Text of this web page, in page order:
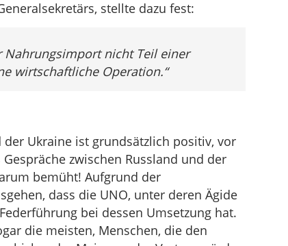
stellte dazu fest:
Nahrungsimport nicht Teil einer
wirtschaftliche Operation.“
Ukraine ist grundsätzlich positiv, vor
zwischen Russland und der
bemüht! Aufgrund der
dass die UNO, unter deren Ägide
bei dessen Umsetzung hat.
die meisten, Menschen, die den